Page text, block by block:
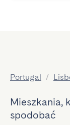
Portugal /
Mieszkania,
spodobać